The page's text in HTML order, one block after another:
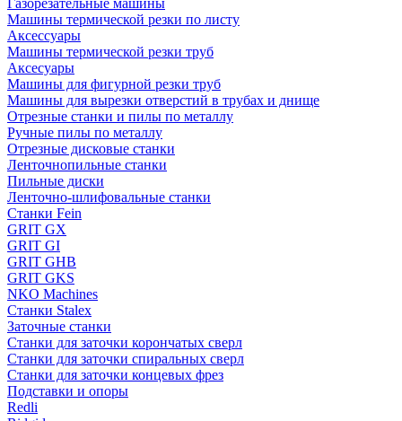
Газорезательные машины
Машины термической резки по листу
Аксессуары
Машины термической резки труб
Аксесуары
Машины для фигурной резки труб
Машины для вырезки отверстий в трубах и днище
Отрезные станки и пилы по металлу
Ручные пилы по металлу
Отрезные дисковые станки
Ленточнопильные станки
Пильные диски
Ленточно-шлифовальные станки
Станки Fein
GRIT GX
GRIT GI
GRIT GHB
GRIT GKS
NKO Machines
Станки Stalex
Заточные станки
Станки для заточки корончатых сверл
Станки для заточки спиральных сверл
Станки для заточки концевых фрез
Подставки и опоры
Redli